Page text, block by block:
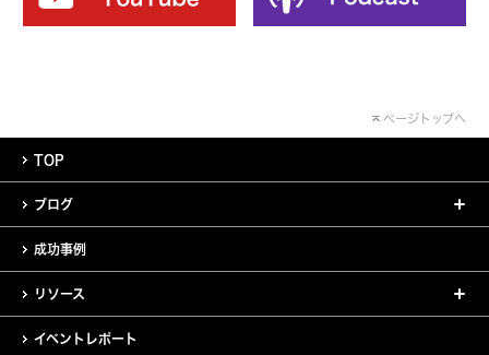
ページトップへ
TOP
ブログ
成功事例
リソース
イベントレポート